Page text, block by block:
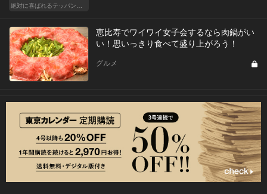
絶対に喜ばれるテッパン手土産
恵比寿でワイワイ女子会するなら肉鍋がい
い！思いっきり食べて盛り上がろう！
グルメ